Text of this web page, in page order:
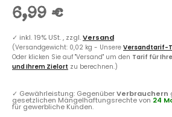
6,99 €
✓ inkl. 19% USt. , zzgl.Versand
(Versandgewicht: 0,02 kg - Unsere Versandtarif-
Oder klicken Sie auf "Versand" um den Tarif für
und Ihrem Zielort zu berechnen.)
✓ Gewährleistung: GegenüberVerbrauchern
gesetzlichen Mängelhaftungsrechte von 24
für gewerbliche Kunden.